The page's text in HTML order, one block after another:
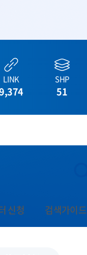
LINK SHP
51
신청 검색가이드